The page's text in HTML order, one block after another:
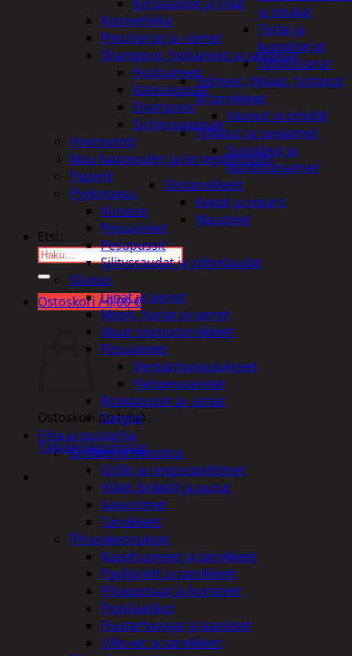
ja istukat
Teräs ja
kuppiharjat
Upotusterät
Telineet, tikkaat, työtasot
ja tarvikkeet
Vaunut ja pöydät
Työasut ja suojaimet
Suojalasit ja
kuulosuojaimet
Elintarvikkeet
Keksit ja piparit
Mausteet
Etsi:
Ostoskori /0,00€
Ostoskori on tyhjä.
Takaisin kauppaan
Kosmetiikka
Pesuharjat ja -sienet
Shampoot, hoitaineet ja saippuat
Hoitoaineet
Käsisaippuat
Shampoot
Suihkusaippuat
Hyvinvointi
Muu kauneuden ja terveydenhoito
Paperit
Pyykinpesu
Kuivaus
Pesuaineet
Pesupussit
Silitysraudat ja silityslaudat
Siivous
Liinat ja sienet
Mopit, harjat ja varret
Muut siivoustarvikkeet
Pesuaineet
Viemärinavausaineet
Yleispesuaineet
Roskapussit ja -astiat
Sangot
Piha ja puutarha
Grillaus ja savustus
Grillit ja rengaspolttimet
Hiilet, briketit ja purut
Savustimet
Tarvikkeet
Piharakennukset
Kasvihuoneet ja tarvikkeet
Paviljonkit ja tarvikkeet
Pihapatsaat ja koristeet
Postilaatikot
Puutarhavajat ja katokset
Ulko-wc ja tarvikkeet